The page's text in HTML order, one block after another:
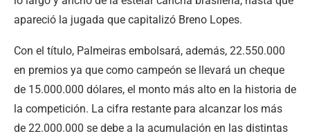
apareció la jugada que capitalizó Breno Lopes.
Con el título, Palmeiras embolsará, además, 22.550.000
en premios ya que como campeón se llevará un cheque
de 15.000.000 dólares, el monto más alto en la historia de
la competición. La cifra restante para alcanzar los más
de 22.000.000 se debe a la acumulación en las distintas